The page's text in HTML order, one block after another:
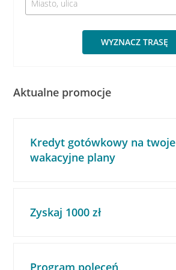
WYZNACZ TRASĘ
Aktualne promocje
Kredyt gotówkowy na twoje
wakacyjne plany
Zyskaj 1000 zł
Program poleceń